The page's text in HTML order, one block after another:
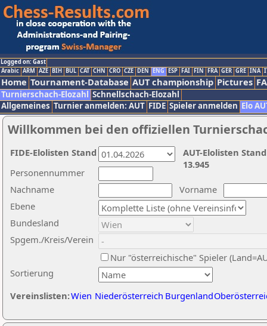
Logged on: Gast
Arabic ARM AZE BIH BUL CAT CHN CRO CZE DEN ENG ESP FAI FIN FRA GER GRE INA
Home Tournament-Database AUT championship Pictures
Turnierschach-Elozahl Schnellschach-Elozahl
Allgemeines Turnier anmelden: AUT FIDE Spieler anmelden Elo
Willkommen bei den offiziellen
Nachname
Vorname
Ebene
Sortierung
Personennummer
Bundesland
Spgem./Kreis/Verein
Nur "österreichische" Spieler
Vereinslisten:Wien Niederösterreich Burgenland
AUT-Elolisten
13.945
FIDE-Elolisten Stand